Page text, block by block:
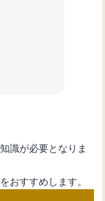
識が必要となりま
おすすめします。